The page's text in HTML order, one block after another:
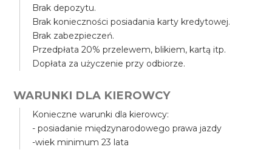
Brak depozytu.
Brak konieczności posiadania karty kredytowej.
Brak zabezpieczeń.
Przedpłata 20% przelewem, blikiem, kartą itp.
Dopłata za użyczenie przy odbiorze.
WARUNKI DLA KIEROWCY
Konieczne warunki dla kierowcy:
- posiadanie międzynarodowego prawa jazdy
-wiek minimum 23 lata